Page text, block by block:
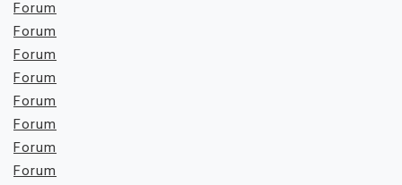
Forum
Forum
Forum
Forum
Forum
Forum
Forum
Forum